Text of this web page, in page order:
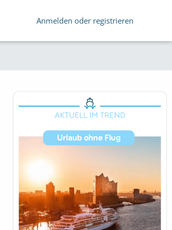
Anmelden oder registrieren